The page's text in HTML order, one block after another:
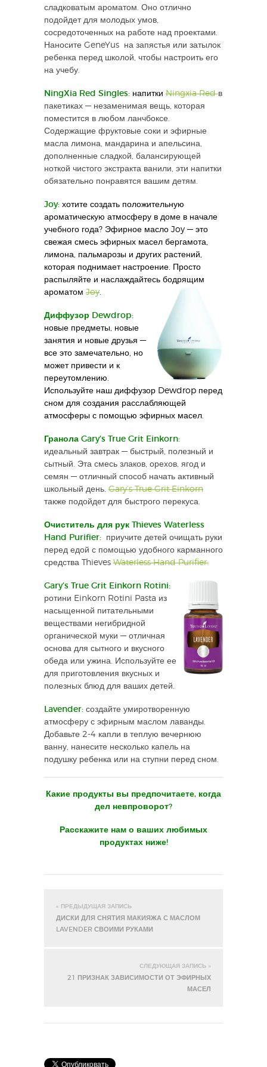
сладковатым ароматом. Оно отлично
подойдет для молодых умов,
сосредоточенных на работе над проектами.
Наносите GeneYus на запястья или затылок
ребенка перед школой, чтобы настроить его
на учебу.
NingXia Red Singles: напитки Ningxia Redв
пакетиках — незаменимая вещь, которая
поместится в любом ланчбоксе.
Содержащие фруктовые соки и эфирные
масла лимона, мандарина и апельсина,
дополненные сладкой, балансирующей
ноткой чистого экстракта ванили, эти напитки
обязательно понравятся вашим детям.
Joy: хотите создать положительную
ароматическую атмосферу в доме в начале
учебного года? Эфирное масло Joy — это
свежая смесь эфирных масел бергамота,
лимона, пальмарозы и других растений,
которая поднимает настроение. Просто
распыляйте и наслаждайтесь бодрящим
ароматом Joy
Диффузор Dewdrop:
новые предметы, новые
занятия и новые друзья —
все это замечательно, но
может привести и к
переутомлению.
Используйте наш диффузор Dewdrop перед
сном для создания расслабляющей
атмосферы с помощью эфирных масел.
Гранола Gary’s True Grit Einkorn:
идеальный завтрак — быстрый, полезный и
сытный. Эта смесь злаков, орехов, ягод и
семян — отличный способ начать активный
школьный день. Gary’s True Grit Einkorn
также подойдет для быстрого перекуса.
Очиститель для рук Thieves Waterless
Hand Purifier:
приучите детей очищать руки
перед едой с помощью удобного карманного
средства Thieves Waterless Hand Purifier.
Gary’s True Grit Einkorn Rotini:
ротини Einkorn Rotini Pasta из
насыщенной питательными
веществами негибридной
органической муки — отличная
основа для сытного и вкусного
обеда или ужина. Используйте ее
для приготовления вкусных и
полезных блюд для ваших детей.
Lavender: создайте умиротворенную
атмосферу с эфирным маслом лаванды.
Добавьте 2-4 капли в теплую вечернюю
ванну, нанесите несколько капель на
подушку ребенка или на ступни перед сном.
Какие продукты вы предпочитаете, когда
дел невпроворот?
Расскажите нам о ваших любимых
продуктах ниже!
« ПРЕДЫДУЩАЯ ЗАПИСЬ
ДИСКИ ДЛЯ СНЯТИЯ МАКИЯЖА С МАСЛОМ
LAVENDER СВОИМИ РУКАМИ
СЛЕДУЮЩАЯ ЗАПИСЬ »
21 ПРИЗНАК ЗАВИСИМОСТИ ОТ ЭФИРНЫХ
МАСЕЛ